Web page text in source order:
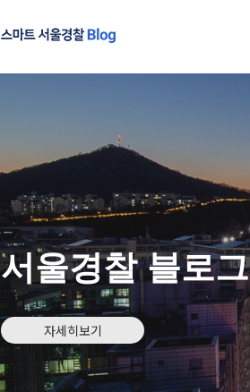
서울경찰 블로그
자세히보기